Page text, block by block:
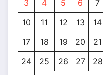
3
4 5 6 7
10
11 12 13 14
17
18 19 20 21
24
25 26 27 28